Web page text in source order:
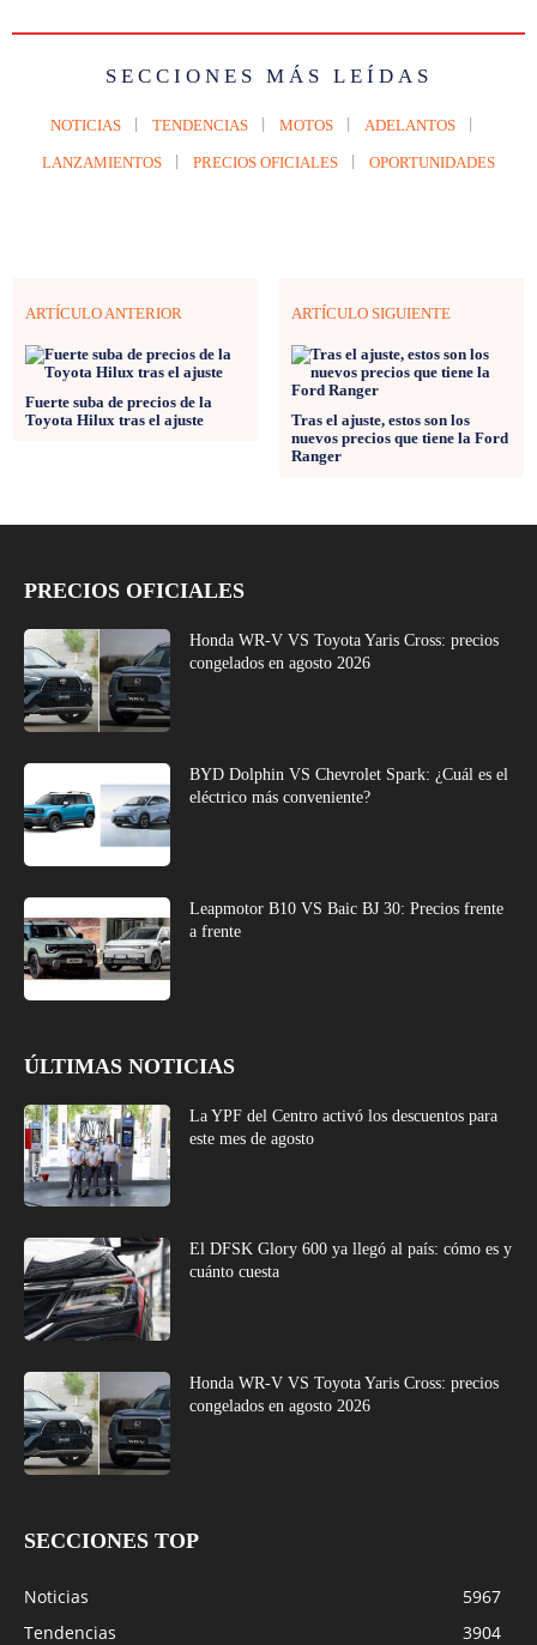
SECCIONES MÁS LEÍDAS
NOTICIAS TENDENCIAS MOTOS ADELANTOS
LANZAMIENTOS PRECIOS OFICIALES OPORTUNIDADES
ARTÍCULO ANTERIOR
Fuerte suba de precios de la
Toyota Hilux tras el ajuste
ARTÍCULO SIGUIENTE
Tras el ajuste, estos son los
nuevos precios que tiene la Ford
Ranger
PRECIOS OFICIALES
Honda WR-V VS Toyota Yaris Cross: precios
congelados en agosto 2026
BYD Dolphin VS Chevrolet Spark: ¿Cuál es el
eléctrico más conveniente?
Leapmotor B10 VS Baic BJ 30: Precios frente
a frente
ÚLTIMAS NOTICIAS
La YPF del Centro activó los descuentos para
este mes de agosto
El DFSK Glory 600 ya llegó al país: cómo es y
cuánto cuesta
Honda WR-V VS Toyota Yaris Cross: precios
congelados en agosto 2026
SECCIONES TOP
Noticias
5967
Tendencias
3904